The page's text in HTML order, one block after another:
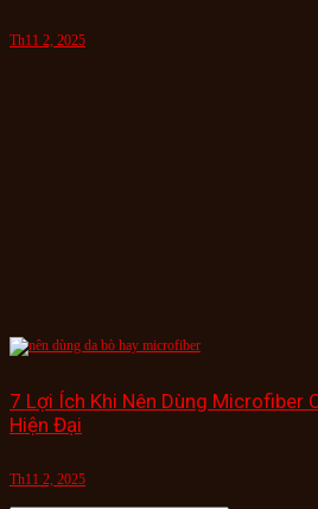
Th11 2, 2025
7 Lợi Ích Khi Nên Dùng Microfiber
Hiện Đại
Th11 2, 2025